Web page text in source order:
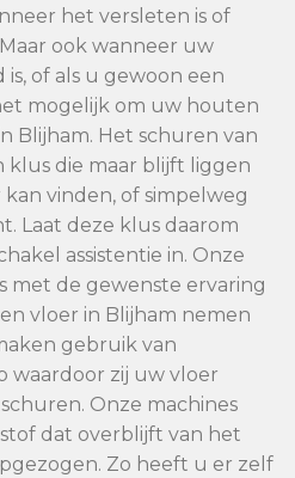
het versleten is of
ook wanneer uw
of als u gewoon een
mogelijk om uw houten
Blijham. Het schuren van
klus die maar blijft liggen
vinden, of simpelweg
Laat deze klus daarom
assistentie in. Onze
met de gewenste ervaring
vloer in Blijham nemen
gebruik van
waardoor zij uw vloer
Onze machines
dat overblijft van het
Zo heeft u er zelf